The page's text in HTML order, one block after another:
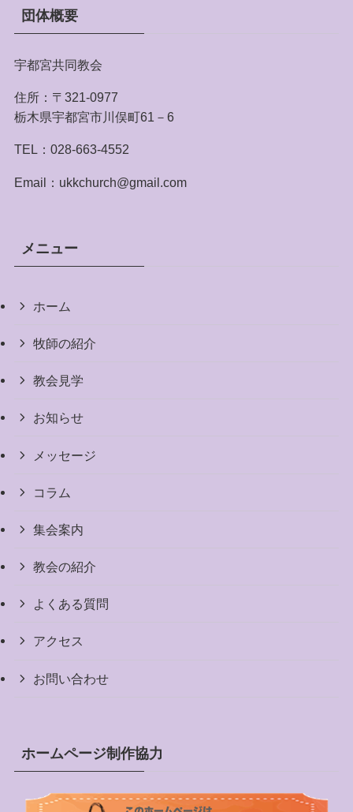
団体概要
宇都宮共同教会
住所：〒321-0977
栃木県宇都宮市川俣町61－6
TEL：028-663-4552
Email：ukkchurch@gmail.com
メニュー
ホーム
牧師の紹介
教会見学
お知らせ
メッセージ
コラム
集会案内
教会の紹介
よくある質問
アクセス
お問い合わせ
ホームページ制作協力